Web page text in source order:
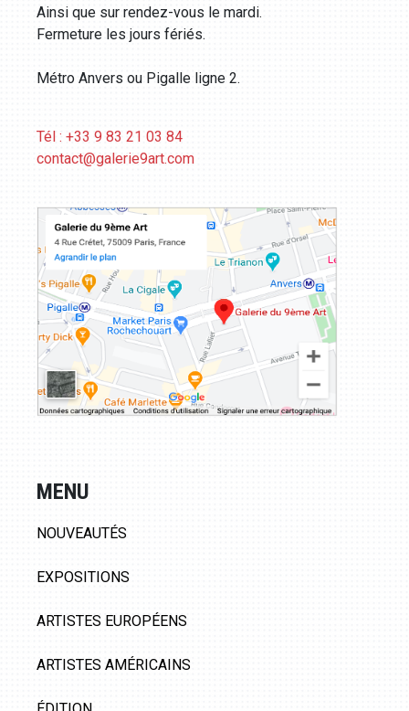
Ainsi que sur rendez-vous le mardi.
Fermeture les jours fériés.
Métro Anvers ou Pigalle ligne 2.
Tél : +33 9 83 21 03 84
contact@galerie9art.com
MENU
NOUVEAUTÉS
EXPOSITIONS
ARTISTES EUROPÉENS
ARTISTES AMÉRICAINS